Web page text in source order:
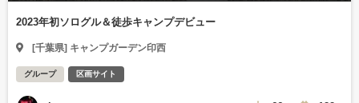
2023年初ソログル＆徒歩キャンプデビュー
[千葉県] キャンプガーデン印西
グループ 区画サイト